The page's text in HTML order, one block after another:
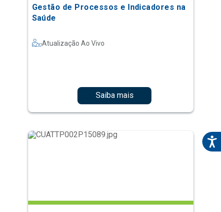
Gestão de Processos e Indicadores na
Saúde
Atualização Ao Vivo
Saiba mais